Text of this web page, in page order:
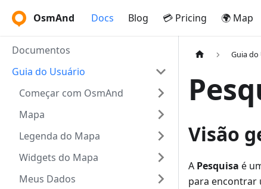
OsmAnd Docs Blog 💳 Pricing 🌍 Map
Documentos
Guia do Usuário
Começar com OsmAnd
Mapa
Legenda do Mapa
Widgets do Mapa
Meus Dados
Guia do
Visão
A Pesquisa é
para encontrar